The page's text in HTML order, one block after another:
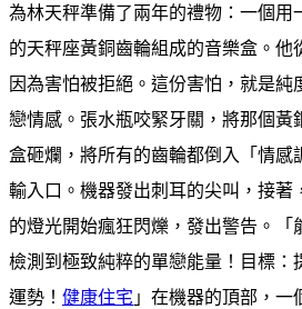
為林天秤準備了兩年的禮物：一個用
的天秤座黃銅齒輪組成的音樂盒。他
因為害怕被拒絕。這份害怕，就是純
戀情感。張水瓶咬緊牙關，將那個黃
盒砸爛，將所有的齒輪都倒入「情感
輸入口。機器發出刺耳的尖叫，接著
的燈光開始瘋狂閃爍，發出警告。「
檢測到極致純粹的單戀能量！目標：
運勢！ 健康住宅 」在機器的頂部，一